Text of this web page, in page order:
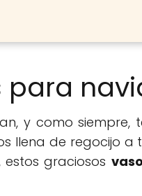
para
y como
llena de regocijo a
graciosos